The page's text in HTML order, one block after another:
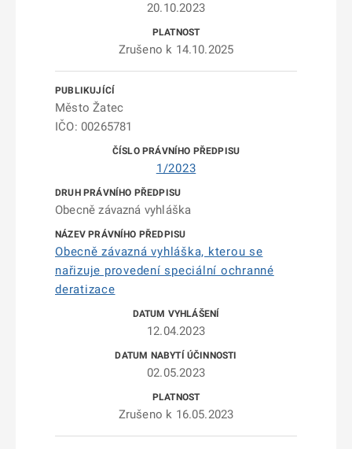
20.10.2023
Zrušeno k 14.10.2025
Město Žatec
IČO: 00265781
1/2023
Obecně závazná vyhláška
Obecně závazná vyhláška, kterou se
nařizuje provedení speciální ochranné
deratizace
12.04.2023
02.05.2023
Zrušeno k 16.05.2023